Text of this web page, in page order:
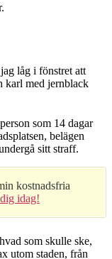
låg i fönstret att
karl med jernblack
som 14 dagar
belägen
sitt straff.
kostnadsfria
idag!
som skulle ske,
utom staden, från